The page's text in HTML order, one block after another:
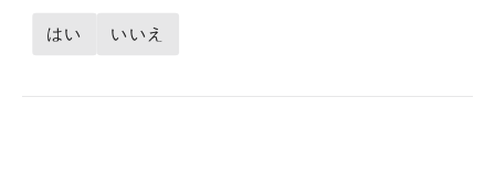
はい いいえ